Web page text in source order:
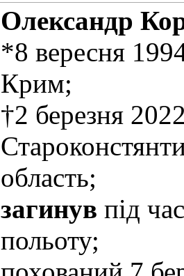
Олександр
*8 вересня
Крим;
†2 березня
область;
загинув під
польоту;